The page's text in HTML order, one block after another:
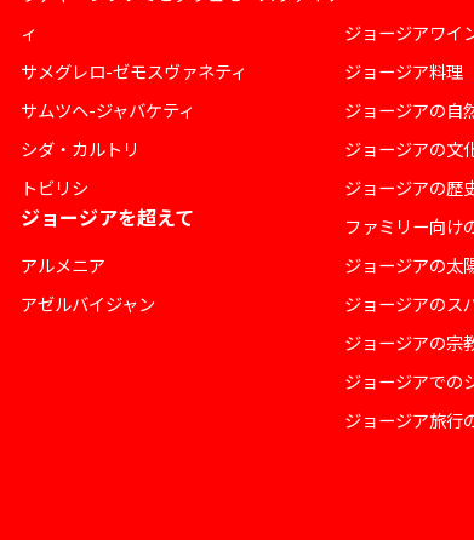
ィ
サメグレロ-ゼモスヴァネティ
サムツヘ-ジャバケティ
シダ・カルトリ
トビリシ
ジョージアを超えて
アルメニア
アゼルバイジャン
ジョージアワイ
ジョージア料理
ジョージアの自
ジョージアの文
ジョージアの歴
ファミリー向け
ジョージアの太
ジョージアのス
ジョージアの宗
ジョージアでの
ジョージア旅行